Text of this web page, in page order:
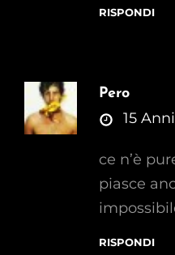
RISPONDI
Pero
says:15
ce n’è
piasce
RISPONDI